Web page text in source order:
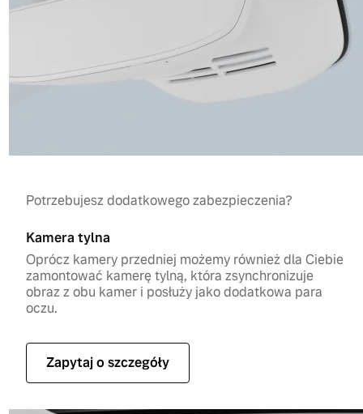
Potrzebujesz dodatkowego zabezpieczenia?
Kamera tylna
Oprócz kamery przedniej możemy również dla Ciebie
zamontować kamerę tylną, która zsynchronizuje
obraz z obu kamer i posłuży jako dodatkowa para
oczu.
Zapytaj o szczegóły